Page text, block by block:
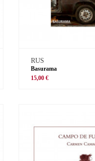
RUS
Basurama
15,00 €